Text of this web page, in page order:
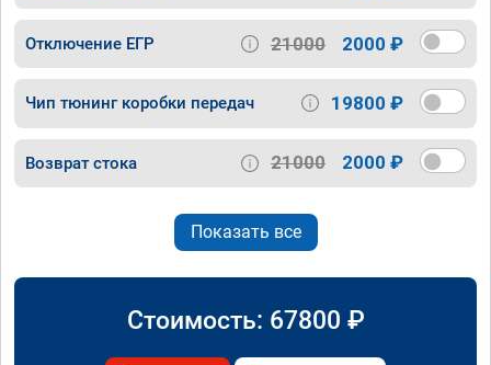
Отключение ЕГР 21000 2000 ₽
Чип тюнинг коробки передач 19800 ₽
Возврат стока 21000 2000 ₽
Показать все
Стоимость: 67800 ₽